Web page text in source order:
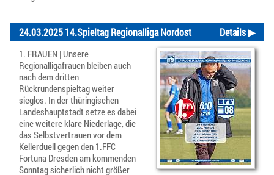
Details ▶
24.03.2025 14.Spieltag Regionalliga Nordost
1. FRAUEN | Unsere
Regionalligafrauen bleiben auch
nach dem dritten
Rückrundenspieltag weiter
sieglos. In der thüringischen
Landeshauptstadt setze es dabei
eine weitere klare Niederlage, die
das Selbstvertrauen vor dem
Kellerduell gegen den 1.FFC
Fortuna Dresden am kommenden
Sonntag sicherlich nicht größer